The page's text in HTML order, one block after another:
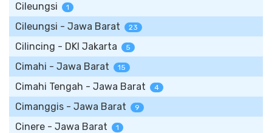
Cileungsi 1
Cileungsi - Jawa Barat 23
Cilincing - DKI Jakarta 5
Cimahi - Jawa Barat 15
Cimahi Tengah - Jawa Barat 4
Cimanggis - Jawa Barat 9
Cinere - Jawa Barat 1